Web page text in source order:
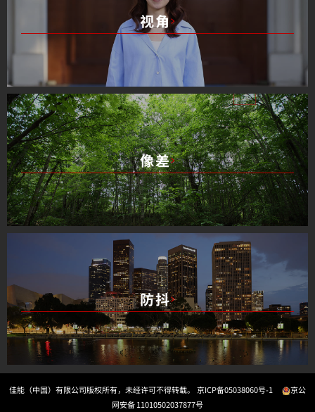
视角
像差
防抖
佳能（中国）有限公司版权所有，未经许可不得转载。 京ICP备05038060号-1
京公
网安备 11010502037877号